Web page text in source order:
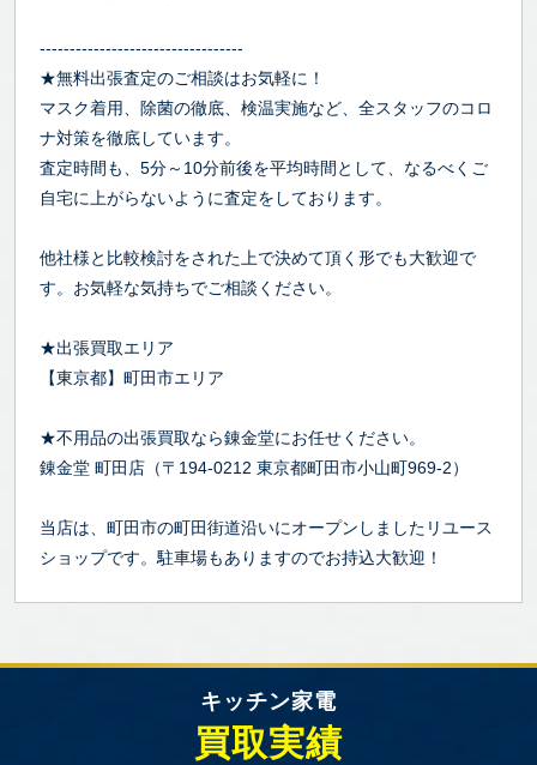
----------------------------------
★無料出張査定のご相談はお気軽に！
マスク着用、除菌の徹底、検温実施など、全スタッフのコロ
ナ対策を徹底しています。
査定時間も、5分～10分前後を平均時間として、なるべくご
自宅に上がらないように査定をしております。
他社様と比較検討をされた上で決めて頂く形でも大歓迎で
す。お気軽な気持ちでご相談ください。
★出張買取エリア
【東京都】町田市エリア
★不用品の出張買取なら錬金堂にお任せください。
錬金堂 町田店（〒194-0212 東京都町田市小山町969-2）
当店は、町田市の町田街道沿いにオープンしましたリユース
ショップです。駐車場もありますのでお持込大歓迎！
キッチン家電
買取実績